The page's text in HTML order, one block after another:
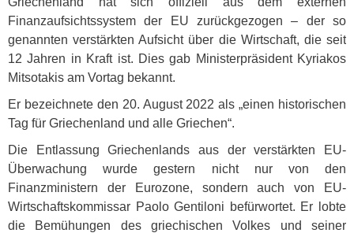
Finanzaufsichtssystem der EU zurückgezogen – der so
genannten verstärkten Aufsicht über die Wirtschaft, die seit
12 Jahren in Kraft ist. Dies gab Ministerpräsident Kyriakos
Mitsotakis am Vortag bekannt.
Er bezeichnete den 20. August 2022 als „einen historischen
Tag für Griechenland und alle Griechen“.
Die Entlassung Griechenlands aus der verstärkten EU-
Überwachung wurde gestern nicht nur von den
Finanzministern der Eurozone, sondern auch von EU-
Wirtschaftskommissar Paolo Gentiloni befürwortet. Er lobte
die Bemühungen des griechischen Volkes und seiner